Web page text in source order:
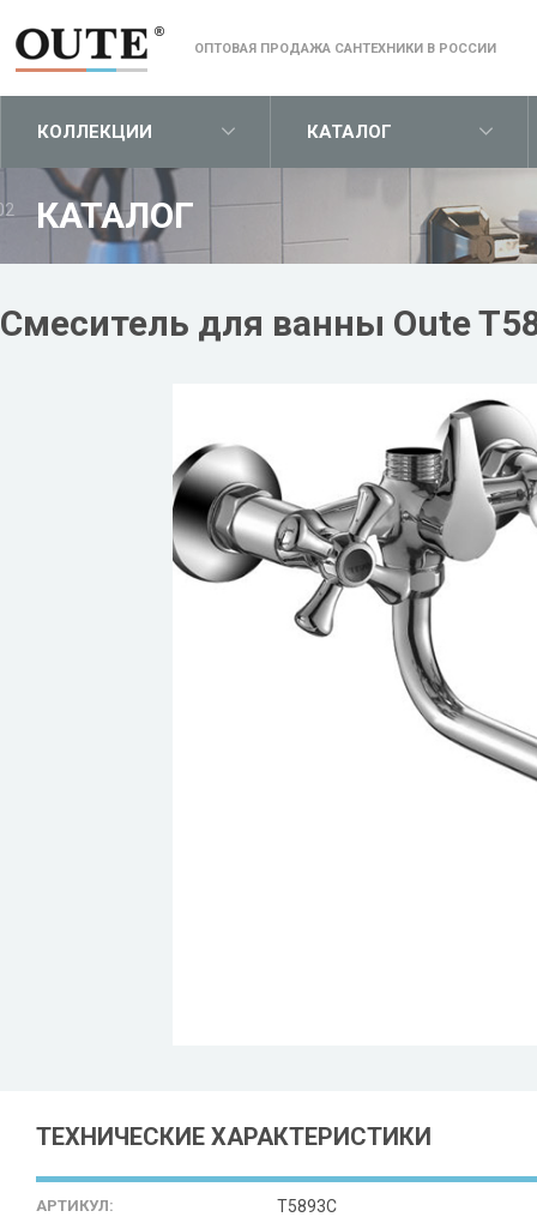
ОПТОВАЯ ПРОДАЖА САНТЕХНИКИ В РОССИИ
КОЛЛЕКЦИИ КАТАЛОГ
КАТАЛОГ
Смеситель для ванны Oute
ТЕХНИЧЕСКИЕ ХАРАКТЕРИСТИКИ
АРТИКУЛ: T5893C